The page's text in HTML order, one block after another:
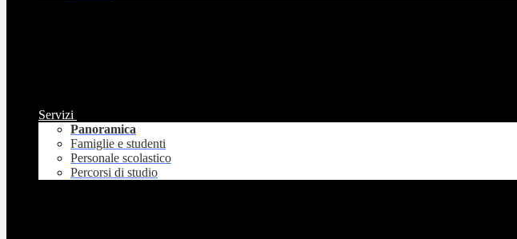
Servizi
Panoramica
Famiglie e studenti
Personale scolastico
Percorsi di studio